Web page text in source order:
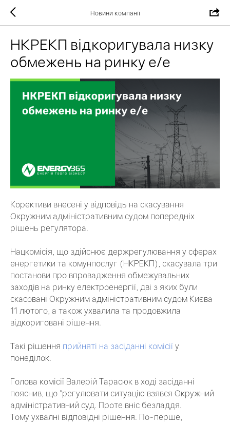
Новини компанії
НКРЕКП відкоригувала низку
обмежень на ринку е/е
Корективи внесені у відповідь на скасування
Окружним адміністративним судом попередніх
рішень регулятора.
Нацкомісія, що здійснює держрегулювання у сферах
енергетики та комунпослуг (НКРЕКП), скасувала три
постанови про впровадження обмежувальних
заходів на ринку електроенергії, дві з яких були
скасовані Окружним адміністративним судом Києва
11 лютого, а також ухвалила та продовжила
відкориговані рішення.
Такі рішення прийняті на засіданні комісії у
понеділок.
Голова комісії Валерій Тарасюк в ході засіданні
пояснив, що "регулювати ситуацію взявся Окружний
адміністративний суд. Проте вніс безладдя.
Тому ухвалні відповідні рішення. По-перше,